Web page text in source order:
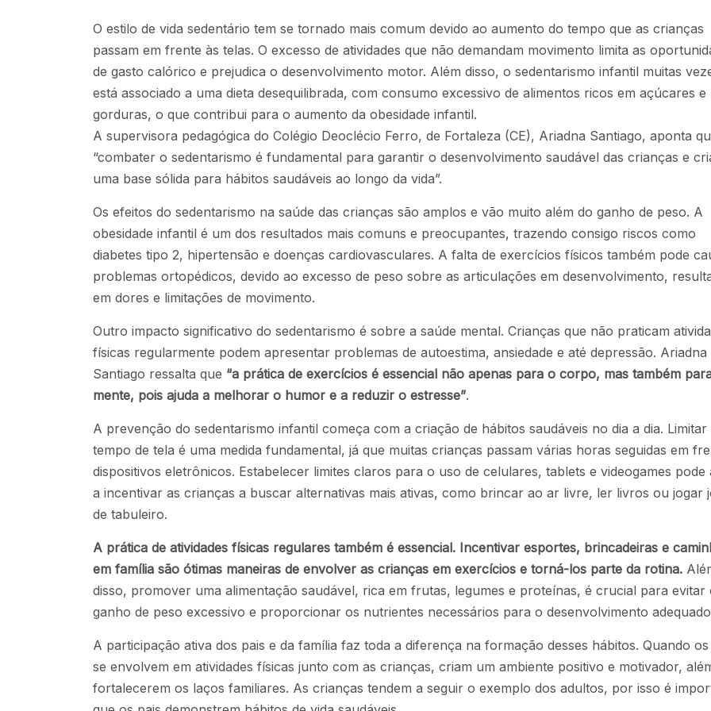
O estilo de vida sedentário tem se tornado mais comum devido ao aumento do tempo que as crianças
passam em frente às telas. O excesso de atividades que não demandam movimento limita as
de gasto calórico e prejudica o desenvolvimento motor. Além disso, o sedentarismo infantil muitas
está associado a uma dieta desequilibrada, com consumo excessivo de alimentos ricos em açúcares e
gorduras, o que contribui para o aumento da obesidade infantil.
A supervisora pedagógica do Colégio Deoclécio Ferro, de Fortaleza (CE), Ariadna Santiago, aponta
“combater o sedentarismo é fundamental para garantir o desenvolvimento saudável das crianças e
uma base sólida para hábitos saudáveis ao longo da vida”.
Os efeitos do sedentarismo na saúde das crianças são amplos e vão muito além do ganho de peso. A
obesidade infantil é um dos resultados mais comuns e preocupantes, trazendo consigo riscos como
diabetes tipo 2, hipertensão e doenças cardiovasculares. A falta de exercícios físicos também pode
problemas ortopédicos, devido ao excesso de peso sobre as articulações em desenvolvimento,
em dores e limitações de movimento.
Outro impacto significativo do sedentarismo é sobre a saúde mental. Crianças que não praticam
físicas regularmente podem apresentar problemas de autoestima, ansiedade e até depressão. Ariadna
Santiago ressalta que “a prática de exercícios é essencial não apenas para o corpo, mas também
mente, pois ajuda a melhorar o humor e a reduzir o estresse”.
A prevenção do sedentarismo infantil começa com a criação de hábitos saudáveis no dia a dia. Limitar
tempo de tela é uma medida fundamental, já que muitas crianças passam várias horas seguidas em
dispositivos eletrônicos. Estabelecer limites claros para o uso de celulares, tablets e videogames pode
a incentivar as crianças a buscar alternativas mais ativas, como brincar ao ar livre, ler livros ou jogar
de tabuleiro.
A prática de atividades físicas regulares também é essencial. Incentivar esportes, brincadeiras e
em família são ótimas maneiras de envolver as crianças em exercícios e torná-los parte da rotina.
disso, promover uma alimentação saudável, rica em frutas, legumes e proteínas, é crucial para evitar
ganho de peso excessivo e proporcionar os nutrientes necessários para o desenvolvimento
A participação ativa dos pais e da família faz toda a diferença na formação desses hábitos. Quando os
se envolvem em atividades físicas junto com as crianças, criam um ambiente positivo e motivador,
fortalecerem os laços familiares. As crianças tendem a seguir o exemplo dos adultos, por isso é